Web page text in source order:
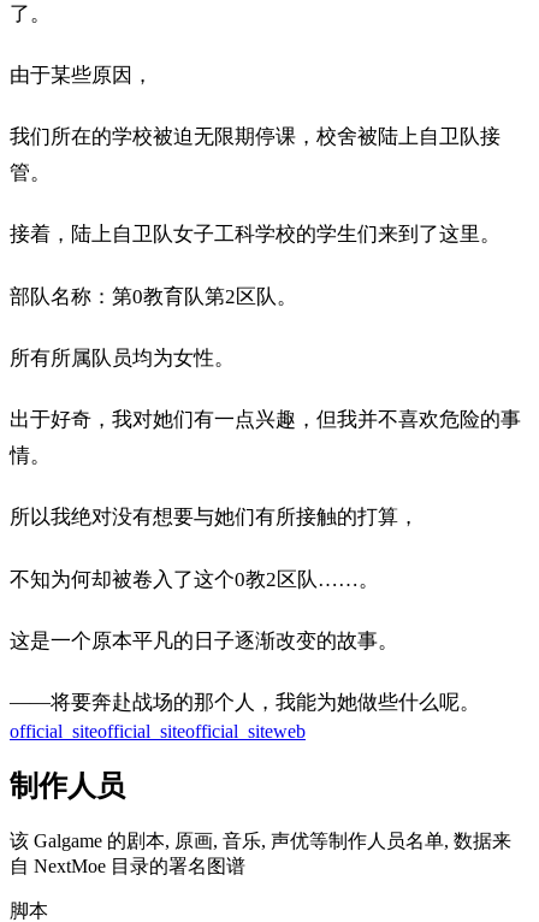
了。
由于某些原因，
我们所在的学校被迫无限期停课，校舍被陆上自卫队接
管。
接着，陆上自卫队女子工科学校的学生们来到了这里。
部队名称：第0教育队第2区队。
所有所属队员均为女性。
出于好奇，我对她们有一点兴趣，但我并不喜欢危险的事
情。
所以我绝对没有想要与她们有所接触的打算，
不知为何却被卷入了这个0教2区队……。
这是一个原本平凡的日子逐渐改变的故事。
——将要奔赴战场的那个人，我能为她做些什么呢。
official_siteofficial_siteofficial_siteweb
制作人员
该 Galgame 的剧本, 原画, 音乐, 声优等制作人员名单, 数据来
自 NextMoe 目录的署名图谱
脚本